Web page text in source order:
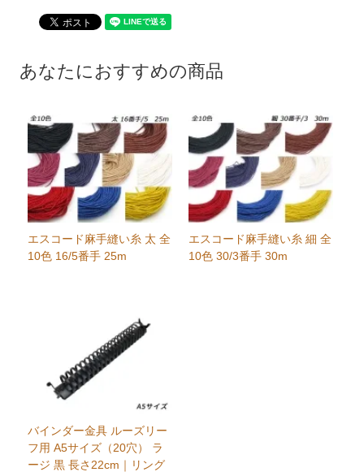
あなたにおすすめの商品
エスコード麻手縫い糸 太 全
10色 16/5番手 25m
エスコード麻手縫い糸 細 全
10色 30/3番手 30m
バインダー金具 ルーズリー
フ用 A5サイズ（20穴） ラ
ージ 黒 長さ22cm｜リング